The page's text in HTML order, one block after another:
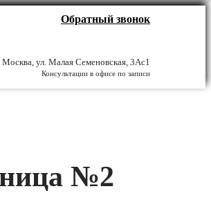
Обратный звонок
Москва, ул. Малая Семеновская, 3Ас1
Консультации в офисе по записи
№2